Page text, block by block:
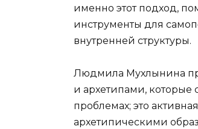
именно этот подход,
инструменты для
внутренней структуры.
Людмила Мухлынина
и архетипами, которые
проблемах; это
архетипическими